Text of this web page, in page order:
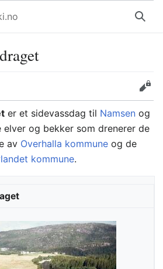
Søk
Rediger
er et sidevassdag til Namsen og
elver og bekker som drenerer de
av Overhalla kommune og de
kommune.